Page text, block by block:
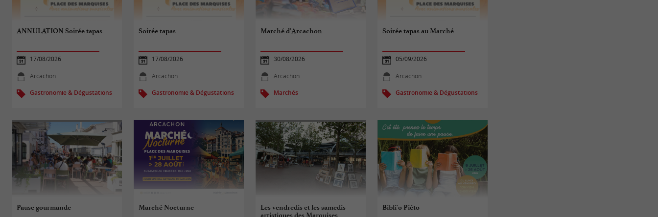
ANNULATION Soirée tapas
17/08/2026
Arcachon
Gastronomie & Dégustations
Soirée tapas
17/08/2026
Arcachon
Gastronomie & Dégustations
Marché d'Arcachon
30/08/2026
Arcachon
Marchés
Soirée tapas au Marché
05/09/2026
Arcachon
Gastronomie & Dégustations
Pause gourmande Marché Nocturne
Les vendredis et les samedis
artistiques des Marquises
Bibli'o Piéto